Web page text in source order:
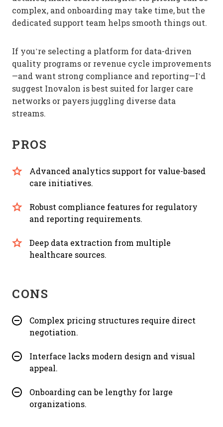
complex, and onboarding may take time, but the
dedicated support team helps smooth things out.
If you’re selecting a platform for data-driven
quality programs or revenue cycle improvements
—and want strong compliance and reporting—I’d
suggest Inovalon is best suited for larger care
networks or payers juggling diverse data
streams.
PROS
Advanced analytics support for value-based
care initiatives.
Robust compliance features for regulatory
and reporting requirements.
Deep data extraction from multiple
healthcare sources.
CONS
Complex pricing structures require direct
negotiation.
Interface lacks modern design and visual
appeal.
Onboarding can be lengthy for large
organizations.